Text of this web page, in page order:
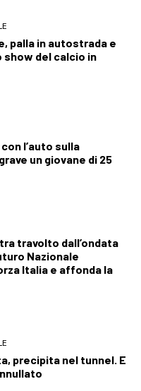
palla in autostrada e
del calcio in
l’auto sulla
un giovane di 25
travolto dall’ondata
Nazionale
Italia e affonda la
precipita nel tunnel. E